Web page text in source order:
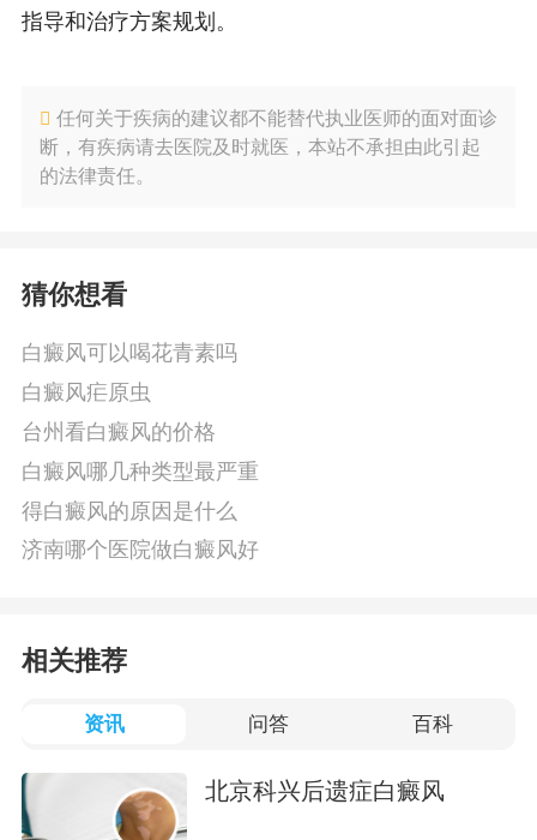
指导和治疗方案规划。
任何关于疾病的建议都不能替代执业医师的面对面诊
断，有疾病请去医院及时就医，本站不承担由此引起
的法律责任。
猜你想看
白癜风可以喝花青素吗
白癜风疟原虫
台州看白癜风的价格
白癜风哪几种类型最严重
得白癜风的原因是什么
济南哪个医院做白癜风好
相关推荐
资讯 问答 百科
北京科兴后遗症白癜风